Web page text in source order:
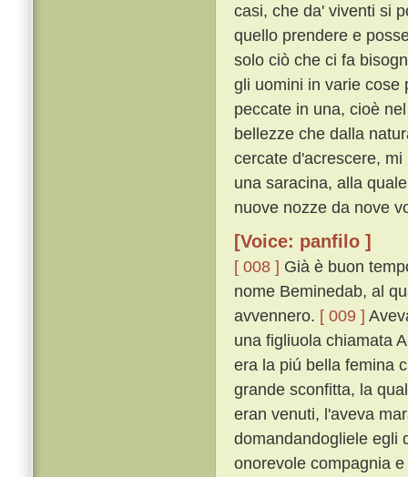
casi, che da' viventi si
quello prendere e
solo ciò che ci fa
gli uomini in varie cose
peccate in una, cioè
bellezze che dalla
cercate d'acrescere,
una saracina, alla
nuove nozze da nove
[Voice: panfilo ]
[ 008 ] Già è buon
nome Beminedab, al
avvennero. [ 009 ]
una figliuola chiamata
era la piú bella femina
grande sconfitta, la
eran venuti, l'aveva
domandandogliele egli
onorevole compagnia